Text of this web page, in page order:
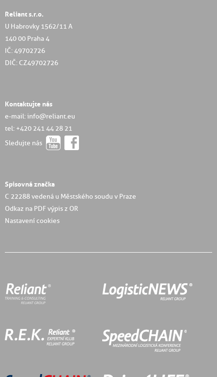
Reliant s.r.o.
U Habrovky 1562/11 A
140 00 Praha 4
IČ: 49702726
DIČ: CZ49702726
Kontaktujte nás
e-mail: info@reliant.eu
tel: +420 241 44 28 21
Sledujte nás
Spisovná značka
C 22288 vedená u Městského soudu v Praze
Odkaz na PDF výpis z OR
Nastavení cookies